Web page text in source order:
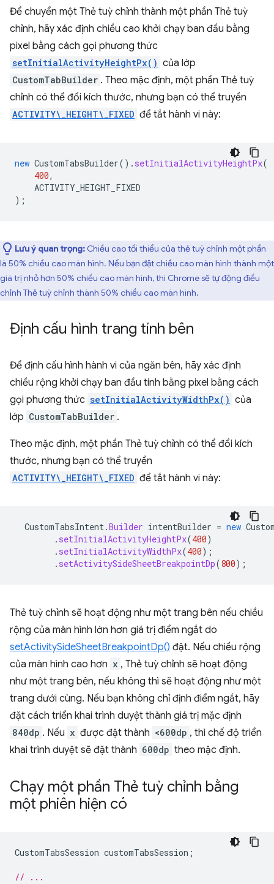
Để chuyển một Thẻ tuỳ chỉnh thành một phần Thẻ tuỳ
chỉnh, hãy xác định chiều cao khởi chạy ban đầu bằng
pixel bằng cách gọi phương thức
setInitialActivityHeightPx() của lớp
CustomTabBuilder . Theo mặc định, một phần Thẻ tuỳ
chỉnh có thể đổi kích thước, nhưng bạn có thể truyền
ACTIVITY\_HEIGHT\_FIXED để tắt hành vi này:
new CustomTabsBuilder(). setInitialActivityHeightPx(
400,
ACTIVITY_HEIGHT_FIXED
);
Lưu ý quan trọng: Chiều cao tối thiểu của thẻ tuỳ chỉnh một phần
là 50% chiều cao màn hình. Nếu bạn đặt chiều cao màn hình thành một
giá trị nhỏ hơn 50% chiều cao màn hình, thì Chrome sẽ tự động điều
chỉnh Thẻ tuỳ chỉnh thành 50% chiều cao màn hình.
Định cấu hình trang tính bên
Để định cấu hình hành vi của ngăn bên, hãy xác định
chiều rộng khởi chạy ban đầu tính bằng pixel bằng cách
gọi phương thức setInitialActivityWidthPx() của
lớp CustomTabBuilder .
Theo mặc định, một phần Thẻ tuỳ chỉnh có thể đổi kích
thước, nhưng bạn có thể truyền
ACTIVITY\_HEIGHT\_FIXED để tắt hành vi này:
CustomTabsIntent.Builder intentBuilder = new
. setInitialActivityHeightPx(400)
. setInitialActivityWidthPx(400);
. setActivitySideSheetBreakpointDp(800);
Thẻ tuỳ chỉnh sẽ hoạt động như một trang bên nếu chiều
rộng của màn hình lớn hơn giá trị điểm ngắt do
setActivitySideSheetBreakpointDp() đặt. Nếu chiều rộng
của màn hình cao hơn x , Thẻ tuỳ chỉnh sẽ hoạt động
như một trang bên, nếu không thì sẽ hoạt động như một
trang dưới cùng. Nếu bạn không chỉ định điểm ngắt, hãy
đặt cách triển khai trình duyệt thành giá trị mặc định
840dp . Nếu x được đặt thành <600dp , thì chế độ triển
khai trình duyệt sẽ đặt thành 600dp theo mặc định.
Chạy một phần Thẻ tuỳ chỉnh bằng
một phiên hiện có
CustomTabsSession customTabsSession ;
// ...